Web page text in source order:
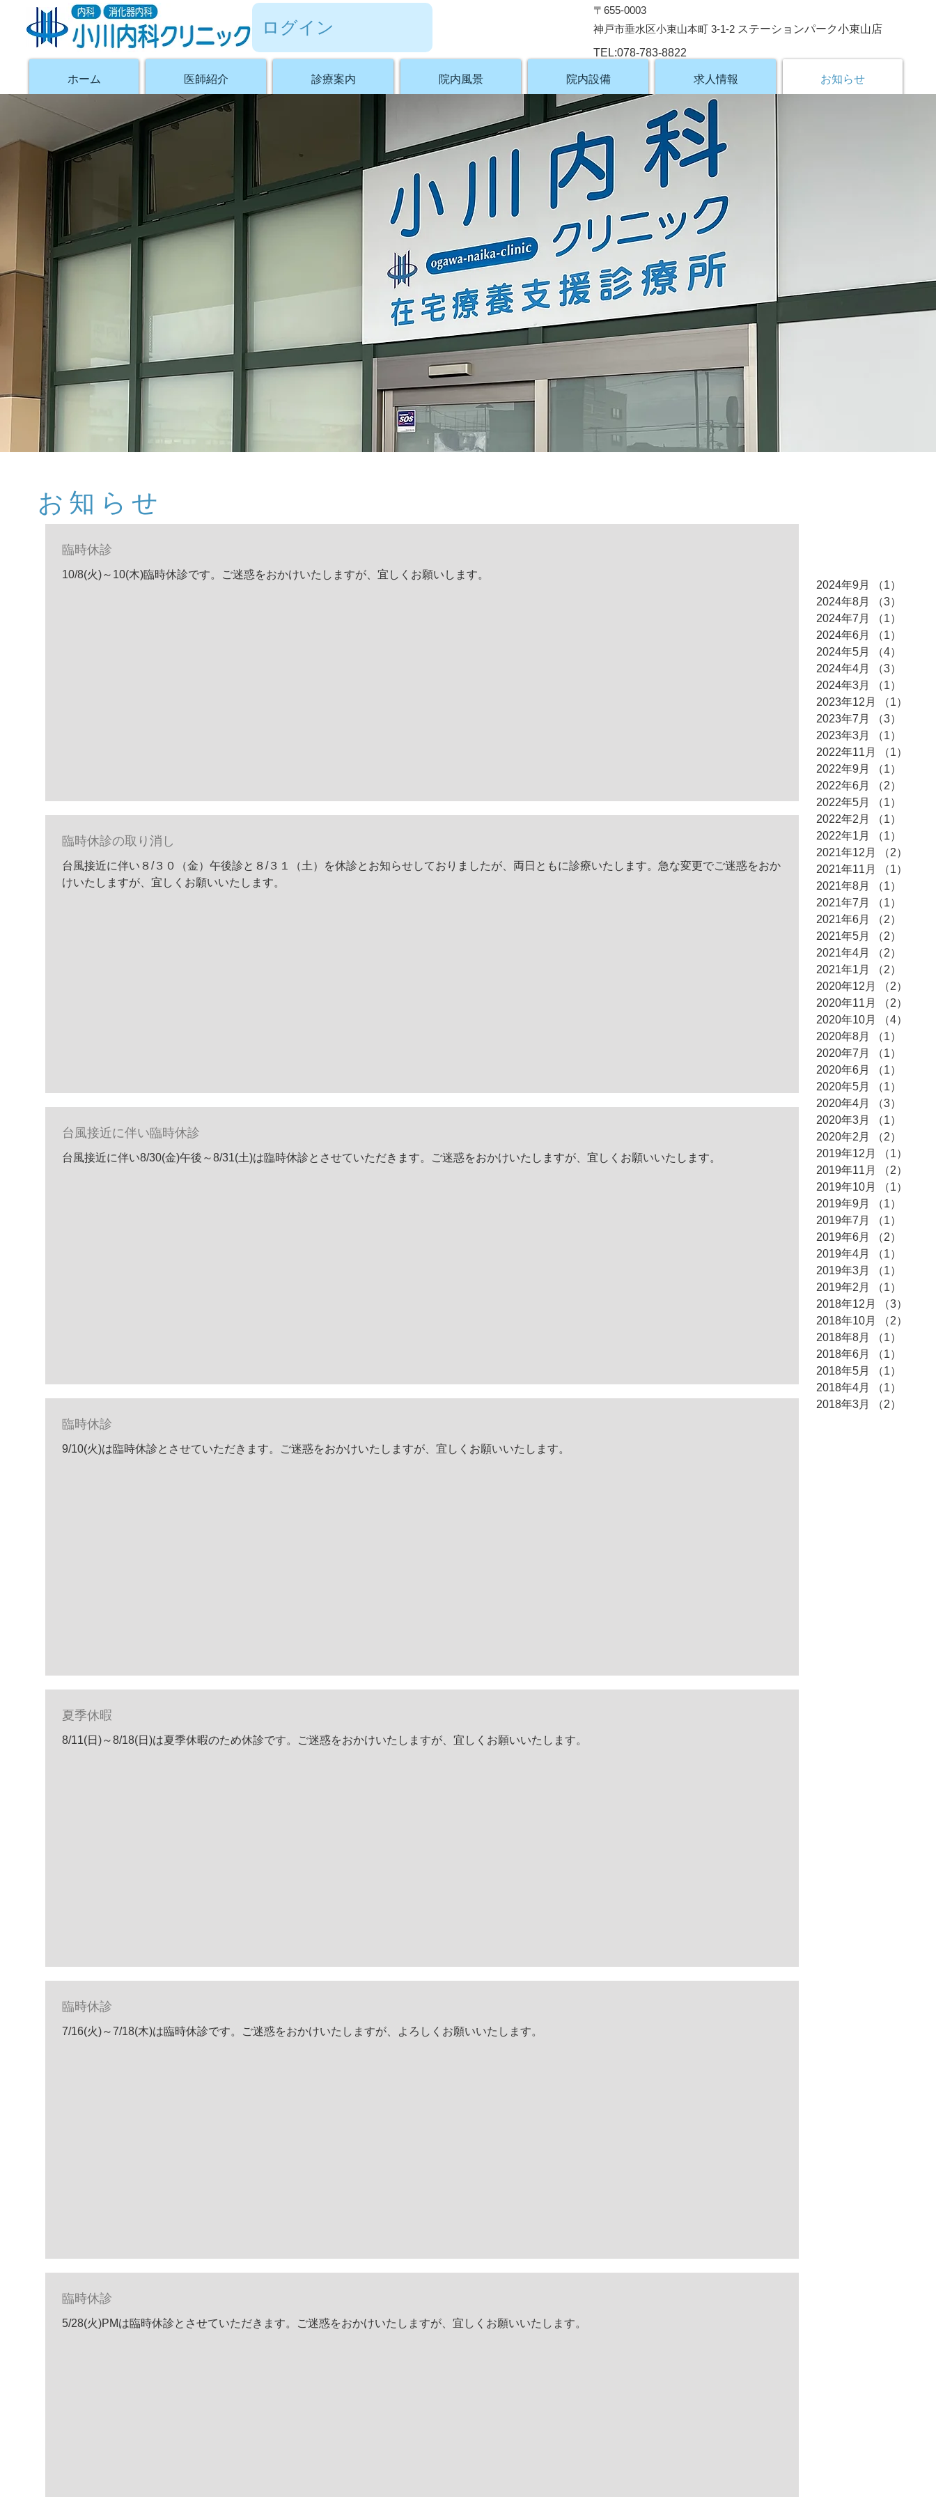
ログイン
〒655-0003
神戸市垂水区小束山本町 3-1-2 ステーションパーク小束山店
TEL:078-783-8822
ホーム 医師紹介 診療案内 院内風景 院内設備 求人情報 お知らせ
​お知らせ
臨時休診
10/8(火)～10(木)臨時休診です。ご迷惑をおかけいたしますが、宜しくお願いします。
臨時休診の取り消し
台風接近に伴い８/３０（金）午後診と８/３１（土）を休診とお知らせしておりましたが、両日ともに診療いたします。急な変更でご迷惑をおか
けいたしますが、宜しくお願いいたします。
台風接近に伴い臨時休診
台風接近に伴い8/30(金)午後～8/31(土)は臨時休診とさせていただきます。ご迷惑をおかけいたしますが、宜しくお願いいたします。
臨時休診
9/10(火)は臨時休診とさせていただきます。ご迷惑をおかけいたしますが、宜しくお願いいたします。
夏季休暇
8/11(日)～8/18(日)は夏季休暇のため休診です。ご迷惑をおかけいたしますが、宜しくお願いいたします。
臨時休診
7/16(火)～7/18(木)は臨時休診です。ご迷惑をおかけいたしますが、よろしくお願いいたします。
臨時休診
5/28(火)PMは臨時休診とさせていただきます。ご迷惑をおかけいたしますが、宜しくお願いいたします。
2024年9月 （1）
2024年8月
（3）
2024年7月
（1）
2024年6月
（1）
2024年5月
（4）
2024年4月
（3）
2024年3月
（1）
2023年12月
（1）
2023年7月
（3）
2023年3月
（1）
2022年11月
（1）
2022年9月
（1）
2022年6月
（2）
2022年5月
（1）
2022年2月
（1）
2022年1月
（1）
2021年12月
（2）
2021年11月
（1）
2021年8月
（1）
2021年7月
（1）
2021年6月
（2）
2021年5月
（2）
2021年4月
（2）
2021年1月
（2）
2020年12月
（2）
2020年11月
（2）
2020年10月
（4）
2020年8月
（1）
2020年7月
（1）
2020年6月
（1）
2020年5月
（1）
2020年4月
（3）
2020年3月
（1）
2020年2月
（2）
2019年12月
（1）
2019年11月
（2）
2019年10月
（1）
2019年9月
（1）
2019年7月
（1）
2019年6月
（2）
2019年4月
（1）
2019年3月
（1）
2019年2月
（1）
2018年12月
（3）
2018年10月
（2）
2018年8月
（1）
2018年6月
（1）
2018年5月
（1）
2018年4月
（1）
2018年3月
（2）